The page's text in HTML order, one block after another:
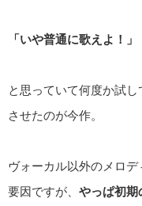
「いや普通に歌えよ！」
と思っていて何度か試
させたのが今作。
ヴォーカル以外のメロ
要因ですが、 やっぱ初期